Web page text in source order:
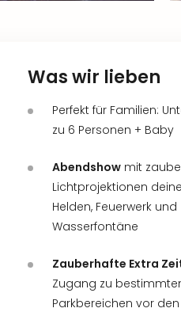
Was wir lieben
Perfekt für Familien:
zu 6 Personen + Baby
Abendshow mit
Lichtprojektionen
Helden, Feuerwerk und
Wasserfontäne
Zauberhafte Extra
Zugang zu
Parkbereichen vor